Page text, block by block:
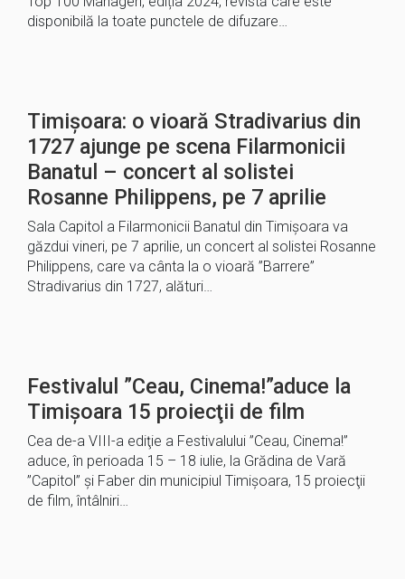
disponibilă la toate punctele de difuzare…
Timișoara: o vioară Stradivarius din
1727 ajunge pe scena Filarmonicii
Banatul – concert al solistei
Rosanne Philippens, pe 7 aprilie
Sala Capitol a Filarmonicii Banatul din Timişoara va
găzdui vineri, pe 7 aprilie, un concert al solistei Rosanne
Philippens, care va cânta la o vioară ”Barrere”
Stradivarius din 1727, alături…
Festivalul ”Ceau, Cinema!”aduce la
Timișoara 15 proiecţii de film
Cea de-a VIII-a ediţie a Festivalului ”Ceau, Cinema!”
aduce, în perioada 15 – 18 iulie, la Grădina de Vară
”Capitol” şi Faber din municipiul Timişoara, 15 proiecţii
de film, întâlniri…